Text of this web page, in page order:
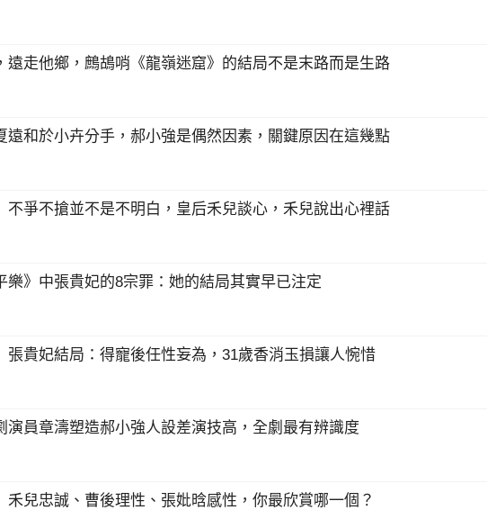
遠走他鄉，鷓鴣哨《龍嶺迷窟》的結局不是末路而是生路
遠和於小卉分手，郝小強是偶然因素，關鍵原因在這幾點
不爭不搶並不是不明白，皇后禾兒談心，禾兒說出心裡話
樂》中張貴妃的8宗罪：她的結局其實早已注定
張貴妃結局：得寵後任性妄為，31歲香消玉損讓人惋惜
演員章濤塑造郝小強人設差演技高，全劇最有辨識度
禾兒忠誠、曹後理性、張妣晗感性，你最欣賞哪一個？